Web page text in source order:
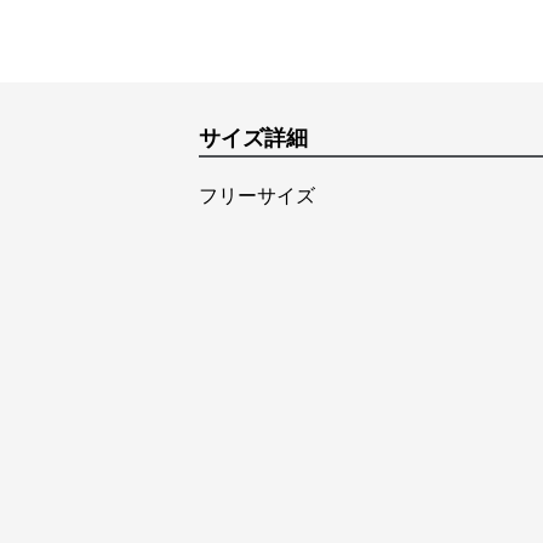
サイズ詳細
フリーサイズ